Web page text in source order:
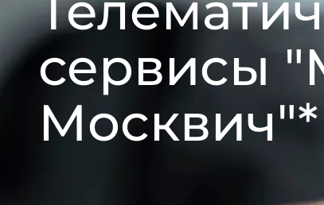
сервисы
Москвич"*